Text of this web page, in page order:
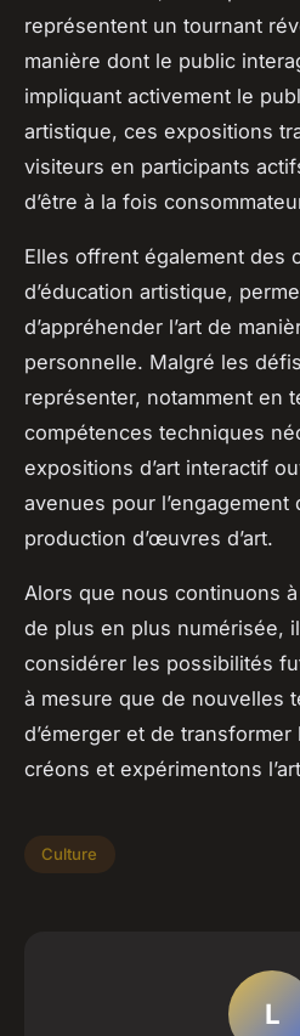
représentent un tournant
manière dont le public
impliquant activement le
artistique, ces expositions
visiteurs en participants
d’être à la fois
Elles offrent également des
d’éducation artistique,
d’appréhender l’art de
personnelle. Malgré les
représenter, notamment en
compétences techniques
expositions d’art interactif
avenues pour l’engagement
production d’œuvres d’art.
Alors que nous continuons
de plus en plus numérisée,
considérer les possibilités
à mesure que de nouvelles
d’émerger et de
créons et expérimentons
Culture
L